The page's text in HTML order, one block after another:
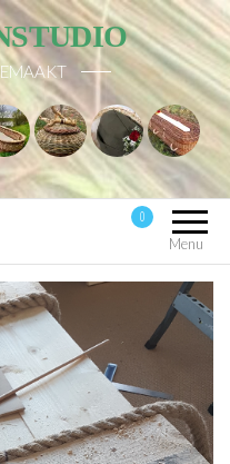
Menu
0